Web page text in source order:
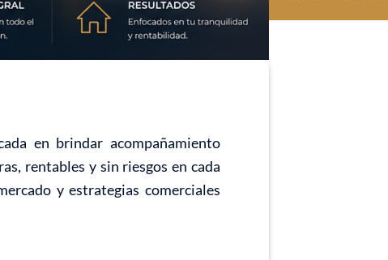
en brindar acompañamiento
rentables y sin riesgos en cada
y estrategias comerciales